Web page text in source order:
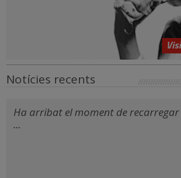
Notícies recents
Ha arribat el moment de recarregar
...